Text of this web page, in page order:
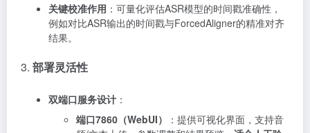
关键校准作用 ：可量化评估ASR模型的时间戳准确性，
例如对比ASR输出的时间戳与ForcedAligner的精准对齐
结果。
3. 部署灵活性
双端口服务设计 ：
端口7860（WebUI）
：提供可视化界面，支持音